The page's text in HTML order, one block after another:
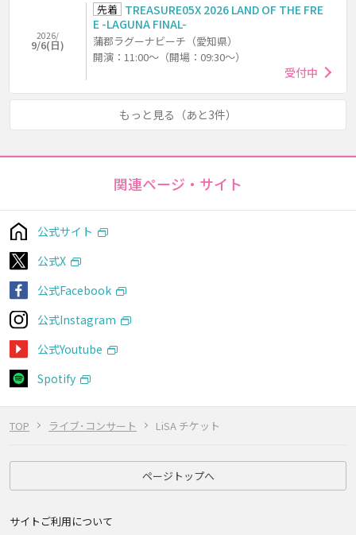
TOP ライブ･コンサート LiSA チケット
2026/
9/6(日)
先着 TREASURE05X 2026 LAND OF THE FRE
E -LAGUNA FINAL-
蒲郡ラグーナビーチ（愛知県）
開演：11:00～（開場：09:30～）
受付中
もっと見る（あと3件）
関連ページ・サイト
公式サイト
公式X
公式Facebook
公式Instagram
公式Youtube
Spotify
ページトップへ
サイトご利用について